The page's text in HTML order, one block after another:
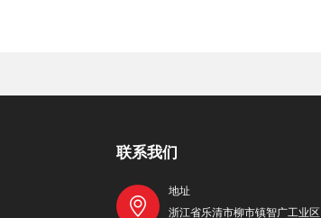
联系我们
地址
浙江省乐清市柳市镇智广工业区